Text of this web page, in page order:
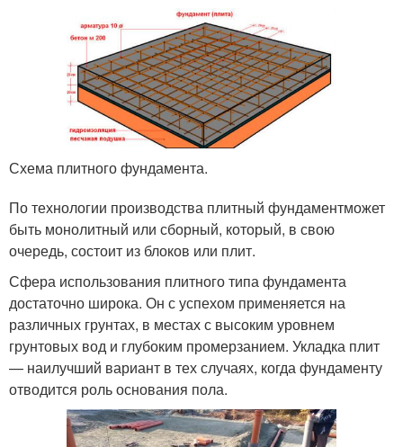
Схема плитного фундамента.
По технологии производства плитный фундаментможет
быть монолитный или сборный, который, в свою
очередь, состоит из блоков или плит.
Сфера использования плитного типа фундамента
достаточно широка. Он с успехом применяется на
различных грунтах, в местах с высоким уровнем
грунтовых вод и глубоким промерзанием. Укладка плит
— наилучший вариант в тех случаях, когда фундаменту
отводится роль основания пола.